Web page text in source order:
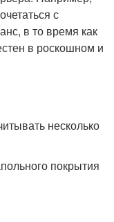
с
в то время как
в роскошном и
несколько
покрытия